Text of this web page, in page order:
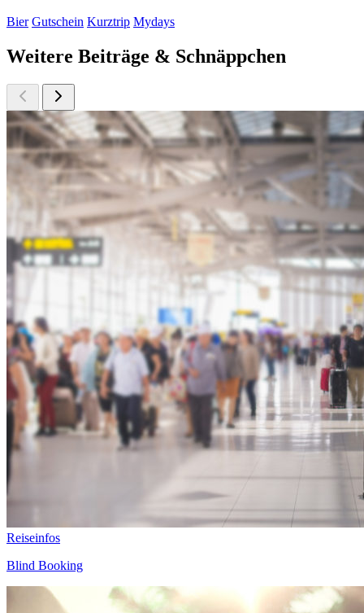
Bier Gutschein Kurztrip Mydays
Weitere Beiträge & Schnäppchen
Reiseinfos
Blind Booking